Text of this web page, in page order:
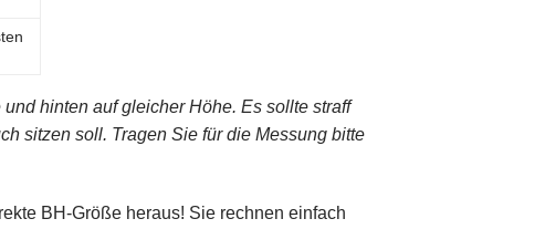
hinten auf gleicher Höhe. Es sollte straff
sitzen soll. Tragen Sie für die Messung bitte
BH-Größe heraus! Sie rechnen einfach